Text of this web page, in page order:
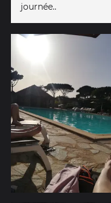
journée..